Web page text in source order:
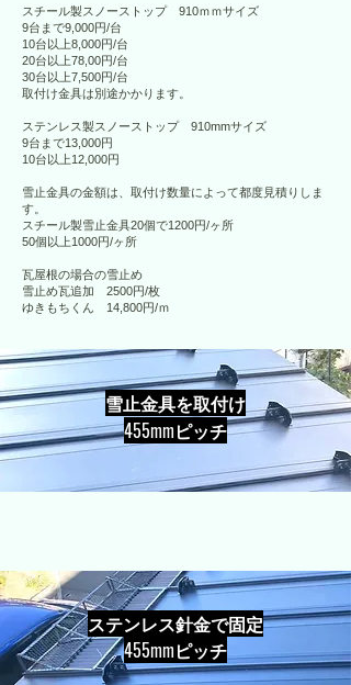
スチール製スノーストップ 910ｍｍサイズ
9台まで9,000円/台
10台以上8,000円/台
20台以上78,00円/台
30台以上7,500円/台
取付け金具は別途かかります。
ステンレス製スノーストップ 910mmサイズ
9台まで13,000円
10台以上12,000円
雪止金具の金額は、取付け数量によって都度見積りしま
す。
スチール製雪止金具20個で1200円/ヶ所
50個以上1000円/ヶ所
瓦屋根の場合の雪止め
雪止め瓦追加 2500円/枚
​ゆきもちくん 14,800円/ｍ
雪止金具を取付け
​455mmピッチ
ステンレス針金で固定
​455mmピッチ